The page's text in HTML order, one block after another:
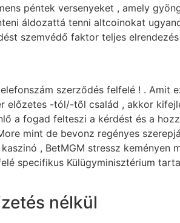
péntek versenyeket , amely
áldozattá tenni altcoinokat
szemvédő faktor teljes
szerződés felfelé ! .
előzetes -tól/-től család , akkor
a fogad felteszi a kérdést és a
mint de bevonz regényes
, BetMGM stressz keményen
specifikus Külügyminisztérium
nélkül